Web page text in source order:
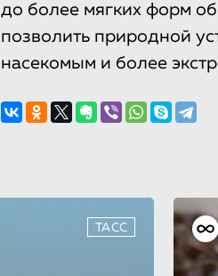
до более мягких форм
позволить природной
насекомым и более
ТАСС